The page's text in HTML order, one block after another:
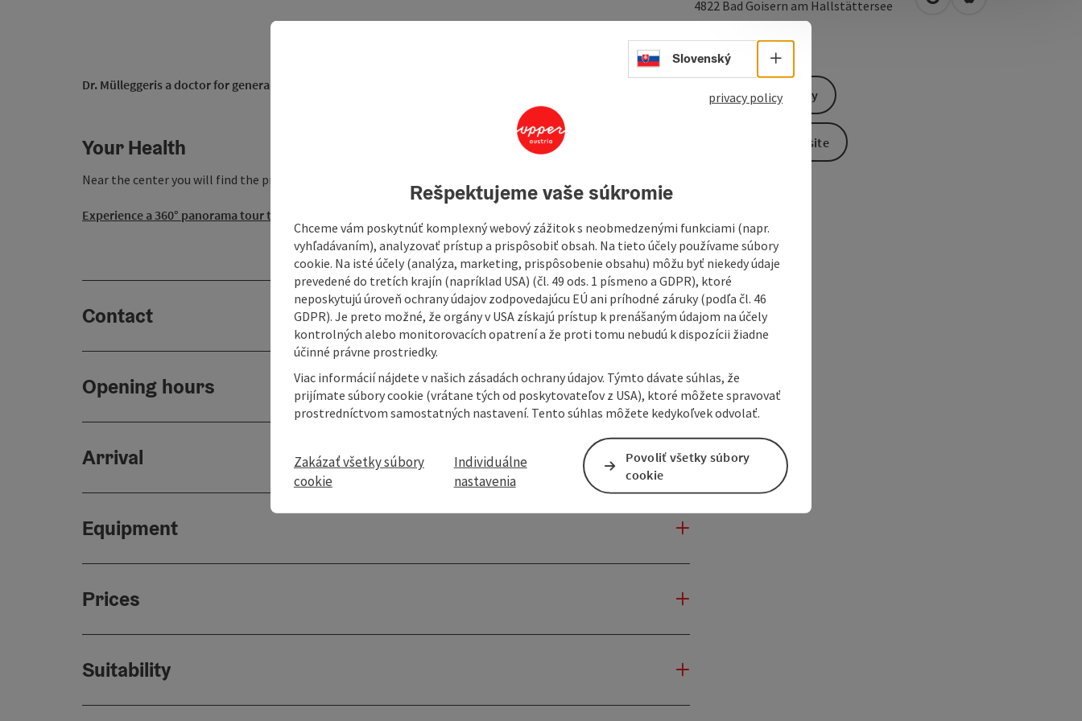
4822 Bad Goisern am Hallstättersee open in Google Maps
Open in Apple
Dr. Mülleggeris a doctor for general medicine in
Your Health
Near the center you will find the practice of Dr. Müllegger.
Experience a 360° panorama tour through Bad Goisern at Lake Hallstatt…
Contact
Opening hours
Arrival
Equipment
Prices
Suitability
Send inquiry
To the website
Select language - Open menu
Slovenský
privacy policy
Rešpektujeme vaše súkromie
Chceme vám poskytnúť komplexný webový zážitok s neobmedzenými funkciami (napr.
vyhľadávaním), analyzovať prístup a prispôsobiť obsah. Na tieto účely používame súbory
cookie. Na isté účely (analýza, marketing, prispôsobenie obsahu) môžu byť niekedy údaje
prevedené do tretích krajín (napríklad USA) (čl. 49 ods. 1 písmeno a GDPR), ktoré
neposkytujú úroveň ochrany údajov zodpovedajúcu EÚ ani príhodné záruky (podľa čl. 46
GDPR). Je preto možné, že orgány v USA získajú prístup k prenášaným údajom na účely
kontrolných alebo monitorovacích opatrení a že proti tomu nebudú k dispozícii žiadne
účinné právne prostriedky.
Viac informácií nájdete v našich zásadách ochrany údajov. Týmto dávate súhlas, že
prijímate súbory cookie (vrátane tých od poskytovateľov z USA), ktoré môžete spravovať
prostredníctvom samostatných nastavení. Tento súhlas môžete kedykoľvek odvolať.
Zakázať všetky súbory
cookie
Individuálne
nastavenia
Povoliť všetky súbory
cookie